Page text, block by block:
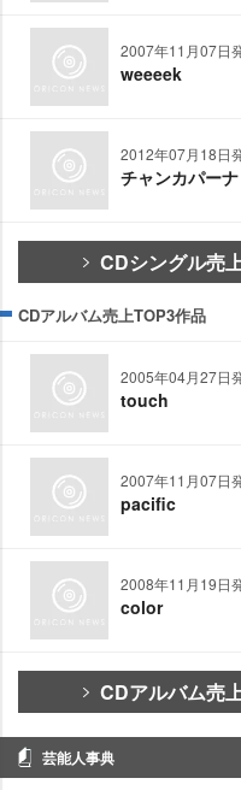
2007年11月07日
weeeek
2012年07月18日
チャンカパーナ
CDシングル売
CDアルバム売上TOP3作品
2005年04月27日
touch
2007年11月07日
pacific
2008年11月19日
color
CDアルバム売
芸能人事典